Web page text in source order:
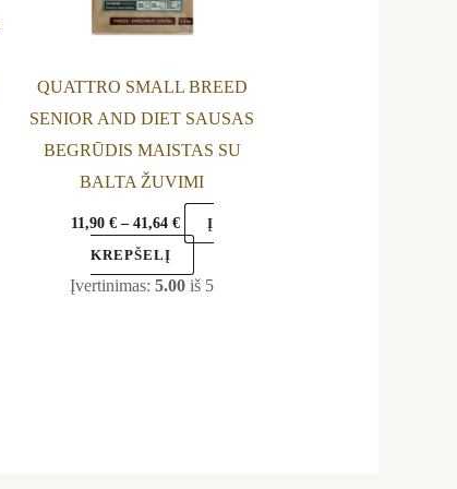
QUATTRO SMALL BREED
SENIOR AND DIET SAUSAS
BEGRŪDIS MAISTAS SU
BALTA ŽUVIMI
11,90 € – 41,64 €
Į
KREPŠELĮ
be
on
the
product
page
Įvertinimas:5.00 iš 5